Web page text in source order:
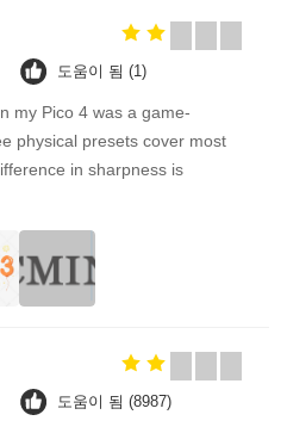
도움이 됨 (1)
my Pico 4 was a game-
physical presets cover most
in sharpness is
도움이 됨 (8987)